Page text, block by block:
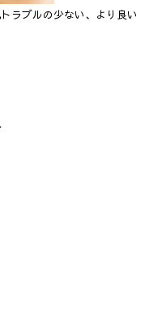
ラブルの少ない、より良い